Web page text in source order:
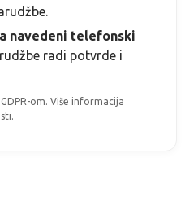
navedeni telefonski
radi potvrde i
om. Više informacija